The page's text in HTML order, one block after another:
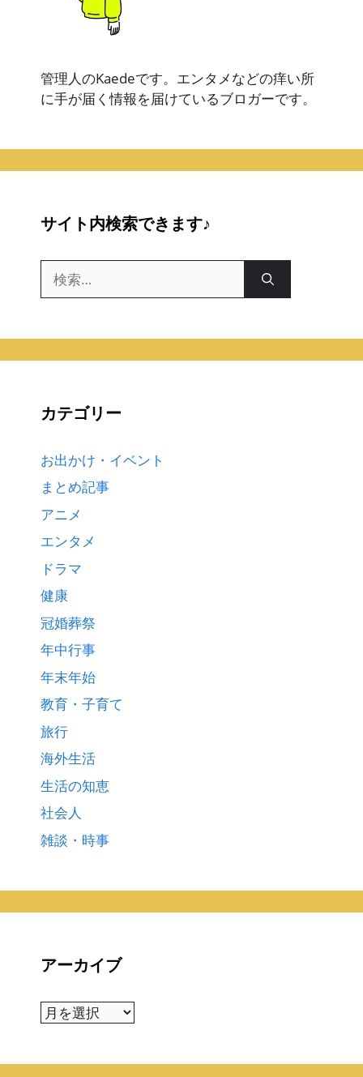
管理人のKaedeです。エンタメなどの痒い所
に手が届く情報を届けているブロガーです。
サイト内検索できます♪
索:
カテゴリー
お出かけ・イベント
まとめ記事
アニメ
エンタメ
ドラマ
健康
冠婚葬祭
年中行事
年末年始
教育・子育て
旅行
海外生活
生活の知恵
社会人
雑談・時事
アーカイブ
ア